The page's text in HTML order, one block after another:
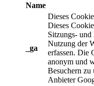
Name
_ga
Dieses
Dieses
Sitzungs- und
Nutzung der
erfassen. Die
anonym und
Besuchern zu
Anbieter